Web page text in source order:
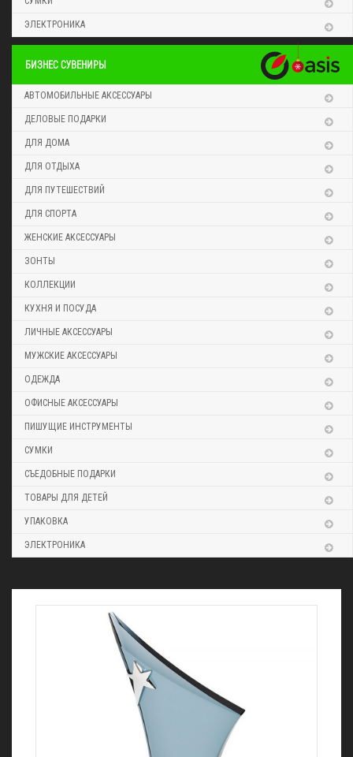
ЭЛЕКТРОНИКА
БИЗНЕС СУВЕНИРЫ
АВТОМОБИЛЬНЫЕ АКСЕССУАРЫ
ДЕЛОВЫЕ ПОДАРКИ
ДЛЯ ДОМА
ДЛЯ ОТДЫХА
ДЛЯ ПУТЕШЕСТВИЙ
ДЛЯ СПОРТА
ЖЕНСКИЕ АКСЕССУАРЫ
ЗОНТЫ
КОЛЛЕКЦИИ
КУХНЯ И ПОСУДА
ЛИЧНЫЕ АКСЕССУАРЫ
МУЖСКИЕ АКСЕССУАРЫ
ОДЕЖДА
ОФИСНЫЕ АКСЕССУАРЫ
ПИШУЩИЕ ИНСТРУМЕНТЫ
СУМКИ
СЪЕДОБНЫЕ ПОДАРКИ
ТОВАРЫ ДЛЯ ДЕТЕЙ
УПАКОВКА
ЭЛЕКТРОНИКА